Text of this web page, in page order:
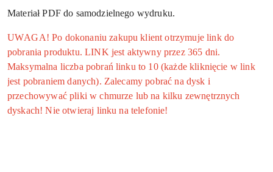
Materiał PDF do samodzielnego wydruku.
UWAGA! Po dokonaniu zakupu klient otrzymuje link do
pobrania produktu. LINK jest aktywny przez 365 dni.
Maksymalna liczba pobrań linku to 10 (każde kliknięcie w link
jest pobraniem danych). Zalecamy pobrać na dysk i
przechowywać pliki w chmurze lub na kilku zewnętrznych
dyskach! Nie otwieraj linku na telefonie!